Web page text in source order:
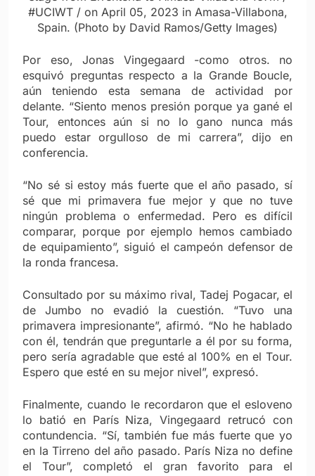
#UCIWT / on April 05, 2023 in Amasa-Villabona,
Spain. (Photo by David Ramos/Getty Images)
Por eso, Jonas Vingegaard -como otros. no
esquivó preguntas respecto a la Grande Boucle,
aún teniendo esta semana de actividad por
delante. “Siento menos presión porque ya gané el
Tour, entonces aún si no lo gano nunca más
puedo estar orgulloso de mi carrera”, dijo en
conferencia.
“No sé si estoy más fuerte que el año pasado, sí
sé que mi primavera fue mejor y que no tuve
ningún problema o enfermedad. Pero es difícil
comparar, porque por ejemplo hemos cambiado
de equipamiento”, siguió el campeón defensor de
la ronda francesa.
Consultado por su máximo rival, Tadej Pogacar, el
de Jumbo no evadió la cuestión. “Tuvo una
primavera impresionante”, afirmó. “No he hablado
con él, tendrán que preguntarle a él por su forma,
pero sería agradable que esté al 100% en el Tour.
Espero que esté en su mejor nivel”, expresó.
Finalmente, cuando le recordaron que el esloveno
lo batió en París Niza, Vingegaard retrucó con
contundencia. “Sí, también fue más fuerte que yo
en la Tirreno del año pasado. París Niza no define
el Tour”, completó el gran favorito para el